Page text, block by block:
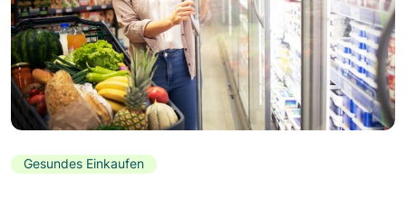
Gesundes Einkaufen